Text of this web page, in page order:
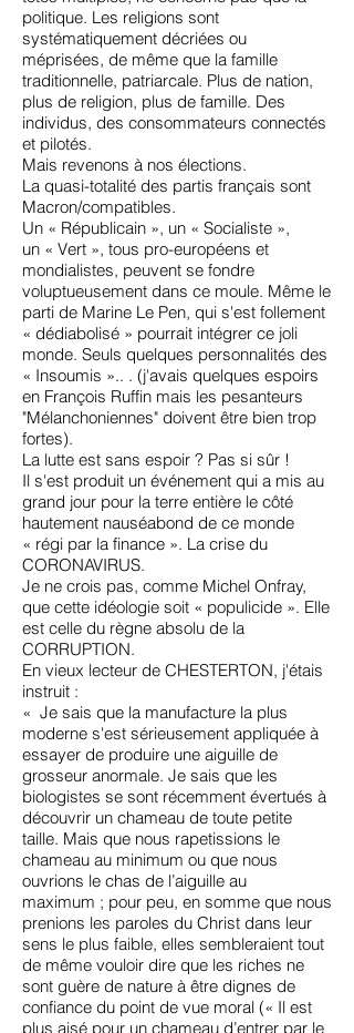
politique. Les religions sont
systématiquement décriées ou
méprisées, de même que la famille
traditionnelle, patriarcale. Plus de nation,
plus de religion, plus de famille. Des
individus, des consommateurs connectés
et pilotés.
Mais revenons à nos élections.
La quasi-totalité des partis français sont
Macron/compatibles.
Un « Républicain », un « Socialiste »,
un « Vert », tous pro-européens et
mondialistes, peuvent se fondre
voluptueusement dans ce moule. Même le
parti de Marine Le Pen, qui s'est follement
« dédiabolisé » pourrait intégrer ce joli
monde. Seuls quelques personnalités des
« Insoumis ».. . (j'avais quelques espoirs
en François Ruffin mais les pesanteurs
"Mélanchoniennes" doivent être bien trop
fortes).
La lutte est sans espoir ? Pas si sûr !
Il s'est produit un événement qui a mis au
grand jour pour la terre entière le côté
hautement nauséabond de ce monde
« régi par la finance ». La crise du
CORONAVIRUS.
Je ne crois pas, comme Michel Onfray,
que cette idéologie soit « populicide ». Elle
est celle du règne absolu de la
CORRUPTION.
En vieux lecteur de CHESTERTON, j'étais
instruit :
« Je sais que la manufacture la plus
moderne s'est sérieusement appliquée à
essayer de produire une aiguille de
grosseur anormale. Je sais que les
biologistes se sont récemment évertués à
découvrir un chameau de toute petite
taille. Mais que nous rapetissions le
chameau au minimum ou que nous
ouvrions le chas de l’aiguille au
maximum ; pour peu, en somme que nous
prenions les paroles du Christ dans leur
sens le plus faible, elles sembleraient tout
de même vouloir dire que les riches ne
sont guère de nature à être dignes de
confiance du point de vue moral (« Il est
plus aisé pour un chameau d’entrer par le